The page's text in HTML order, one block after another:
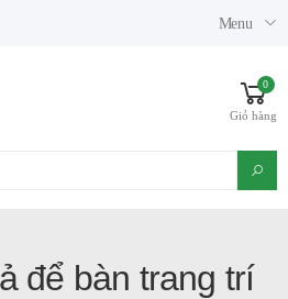
Menu
menu
0
Giỏ hàng
để bàn trang trí